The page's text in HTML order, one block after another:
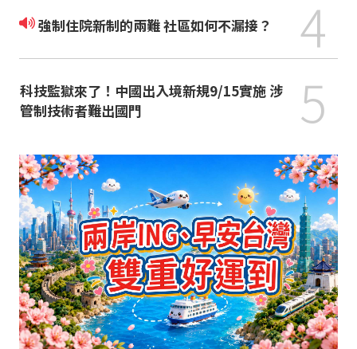
強制住院新制的兩難 社區如何不漏接？ 4
科技監獄來了！中國出入境新規9/15實施 涉
管制技術者難出國門
5